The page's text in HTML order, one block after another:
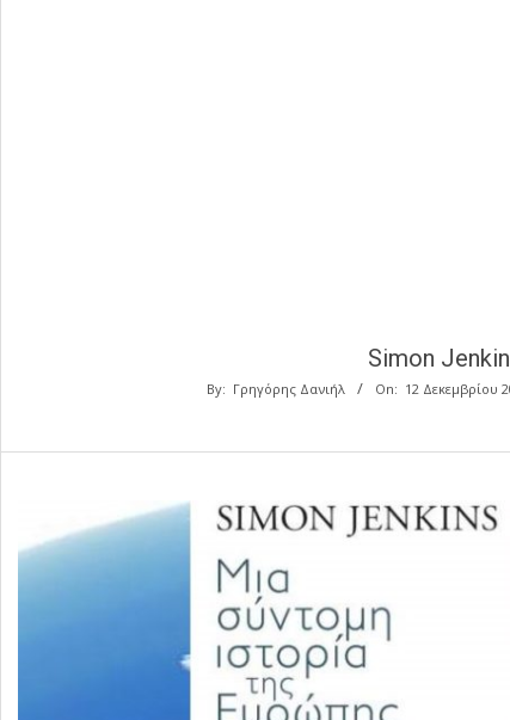
Simon
By: Γρηγόρης Δανιήλ On: 12 Δεκεμβρίου